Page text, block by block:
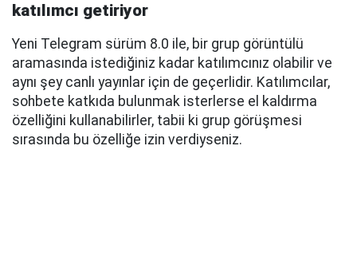
katılımcı getiriyor
Yeni Telegram sürüm 8.0 ile, bir grup görüntülü
aramasında istediğiniz kadar katılımcınız olabilir ve
aynı şey canlı yayınlar için de geçerlidir. Katılımcılar,
sohbete katkıda bulunmak isterlerse el kaldırma
özelliğini kullanabilirler, tabii ki grup görüşmesi
sırasında bu özelliğe izin verdiyseniz.